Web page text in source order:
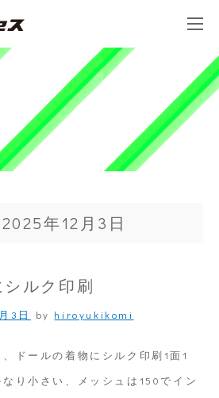
年12月3日
ルク印刷
3日 by hiroyukikomi
ドールの着物にシルク印刷1面1
り小さい、メッシュは150でイン